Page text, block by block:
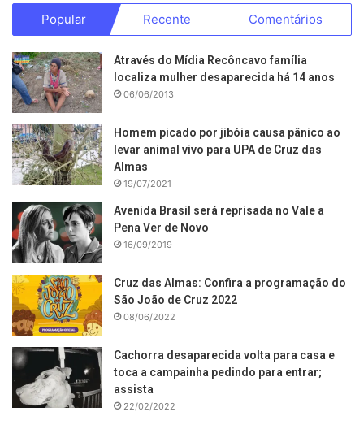
Popular Recente Comentários
Através do Mídia Recôncavo família
localiza mulher desaparecida há 14 anos
06/06/2013
Homem picado por jibóia causa pânico ao
levar animal vivo para UPA de Cruz das
Almas
19/07/2021
Avenida Brasil será reprisada no Vale a
Pena Ver de Novo
16/09/2019
Cruz das Almas: Confira a programação do
São João de Cruz 2022
08/06/2022
Cachorra desaparecida volta para casa e
toca a campainha pedindo para entrar;
assista
22/02/2022